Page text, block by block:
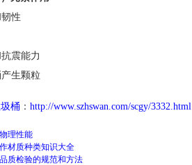
性
震能力
生颗粒
桶 ： http://www.szhswan.com/scgy/3332.html
理性能
材质种类知识大全
质检验的规范和方法